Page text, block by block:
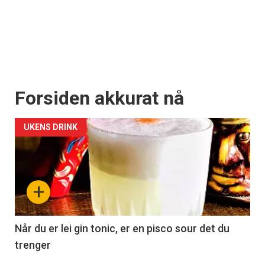
Forsiden akkurat nå
+
UKENS DRINK
Når du er lei gin tonic, er en pisco sour det du
trenger